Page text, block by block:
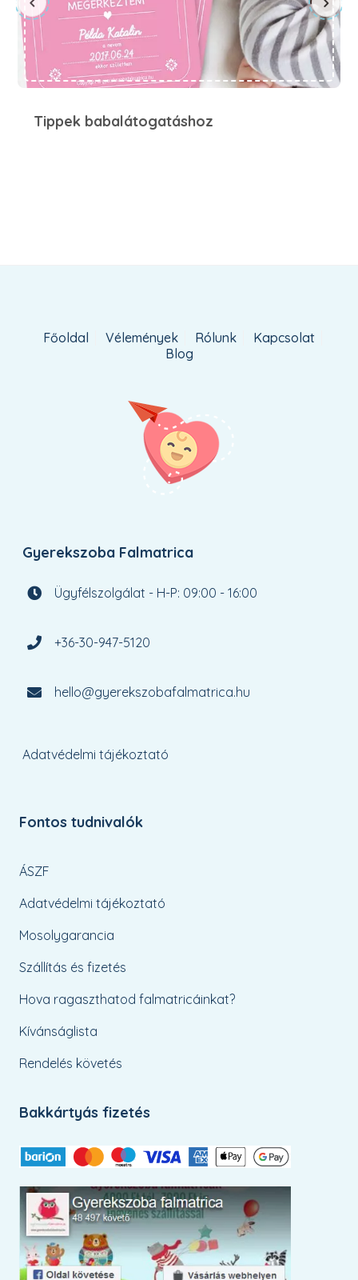
Tippek babalátogatáshoz
Főoldal Vélemények Rólunk
Kapcsolat
Blog
Gyerekszoba Falmatrica
Ügyfélszolgálat - H-P: 09:00 - 16:00
+36-30-947-5120
hello@gyerekszobafalmatrica.hu
Adatvédelmi tájékoztató
Fontos tudnivalók
ÁSZF
Adatvédelmi tájékoztató
Mosolygarancia
Szállítás és fizetés
Hova ragaszthatod falmatricáinkat?
Kívánságlista
Rendelés követés
Bakkártyás fizetés